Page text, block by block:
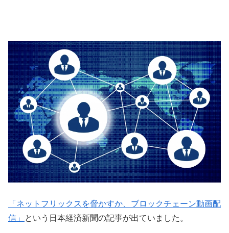
「ネットフリックスを脅かすか、ブロックチェーン動画配
信」
という日本経済新聞の記事が出ていました。